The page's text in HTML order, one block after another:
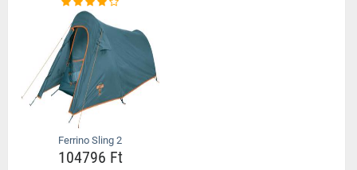
Ferrino Sling 2
104796 Ft